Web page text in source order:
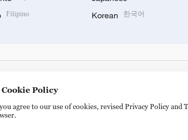
Filipino Korean 한국어
Policy
agree to our use of cookies, revised Privacy Policy and